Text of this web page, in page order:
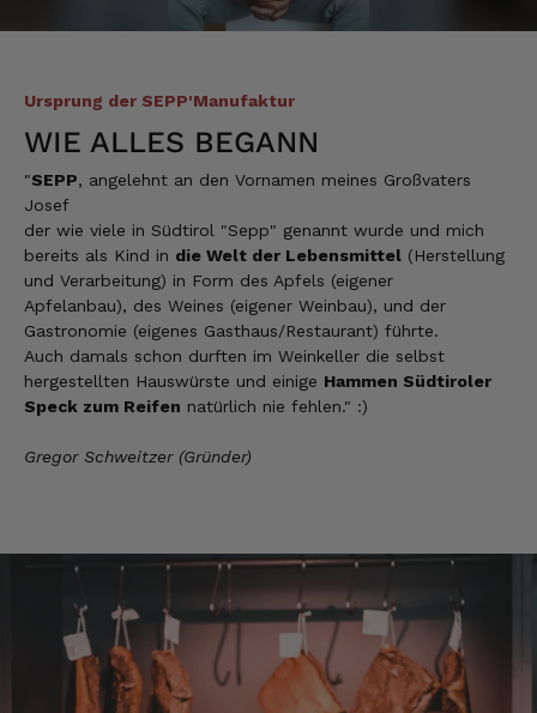
Ursprung der SEPP'Manufaktur
WIE ALLES BEGANN
"SEPP, angelehnt an den Vornamen meines Großvaters
Josef
der wie viele in Südtirol "Sepp" genannt wurde und mich
bereits als Kind in die Welt der Lebensmittel (Herstellung
und Verarbeitung) in Form des Apfels (eigener
Apfelanbau), des Weines (eigener Weinbau), und der
Gastronomie (eigenes Gasthaus/Restaurant) führte.
Auch damals schon durften im Weinkeller die selbst
hergestellten Hauswürste und einige Hammen Südtiroler
Speck zum Reifen natürlich nie fehlen." :)
Gregor Schweitzer (Gründer)
wieder nachbestellt.
Josef
Verifizierter Kunde
Lieferung funktioniert gut. Geschmack und
Qualität sehr gut. Ich habe schon vieles
probiert und auch wieder bestellt.
5.8.2026
Verifizierter Kunde
5.8.2026
Manfred
Verifizierter Kunde
Eine super Qualität, klasse im Geschmack,